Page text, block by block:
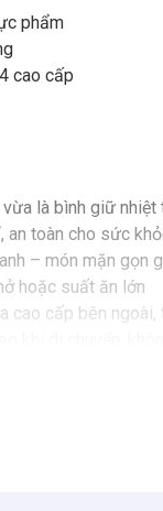
phẩm
cao cấp
là bình giữ nhiệt
an toàn cho sức
– món mặn gọn
hoặc suất ăn lớn
cao cấp bên